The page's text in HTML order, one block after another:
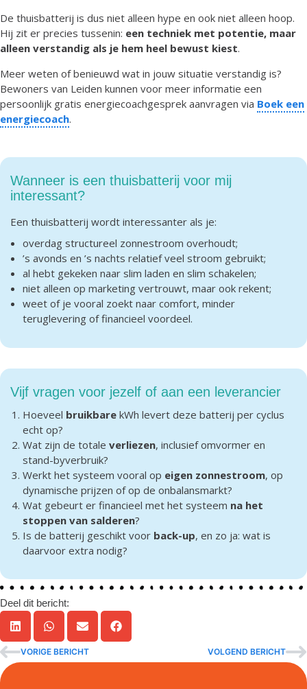
De thuisbatterij is dus niet alleen hype en ook niet alleen hoop.
Hij zit er precies tussenin: een techniek met potentie, maar
alleen verstandig als je hem heel bewust kiest.
Meer weten of benieuwd wat in jouw situatie verstandig is?
Bewoners van Leiden kunnen voor meer informatie een
persoonlijk gratis energiecoachgesprek aanvragen via Boek een
energiecoach.
Wanneer is een thuisbatterij voor mij
interessant?
Een thuisbatterij wordt interessanter als je:
overdag structureel zonnestroom overhoudt;
’s avonds en ’s nachts relatief veel stroom gebruikt;
al hebt gekeken naar slim laden en slim schakelen;
niet alleen op marketing vertrouwt, maar ook rekent;
weet of je vooral zoekt naar comfort, minder
teruglevering of financieel voordeel.
Vijf vragen voor jezelf of aan een leverancier
Hoeveel bruikbare kWh levert deze batterij per cyclus
echt op?
Wat zijn de totale verliezen, inclusief omvormer en
stand-byverbruik?
Werkt het systeem vooral op eigen zonnestroom, op
dynamische prijzen of op de onbalansmarkt?
Wat gebeurt er financieel met het systeem na het
stoppen van salderen?
Is de batterij geschikt voor back-up, en zo ja: wat is
daarvoor extra nodig?
Deel dit bericht:
VORIGE BERICHT VOLGEND BERICHT